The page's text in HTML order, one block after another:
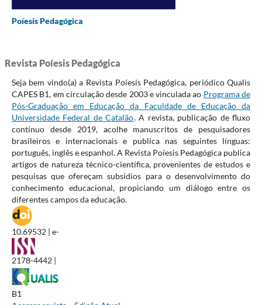
Poíesis Pedagógica
Revista Poíesis Pedagógica
Seja bem vindo(a) a Revista Poíesis Pedagógica, periódico Qualis
CAPES B1, em circulação desde 2003 e vinculada ao Programa de
Pós-Graduação em Educação da Faculdade de Educação da
Universidade Federal de Catalão. A revista, publicação de fluxo
contínuo desde 2019, acolhe manuscritos de pesquisadores
brasileiros e internacionais e publica nas seguintes línguas:
português, inglês e espanhol. A Revista Poíesis Pedagógica publica
artigos de natureza técnico-científica, provenientes de estudos e
pesquisas que ofereçam subsídios para o desenvolvimento do
conhecimento educacional, propiciando um diálogo entre os
diferentes campos da educação.
10.69532 | e-
2178-4442 |
B1